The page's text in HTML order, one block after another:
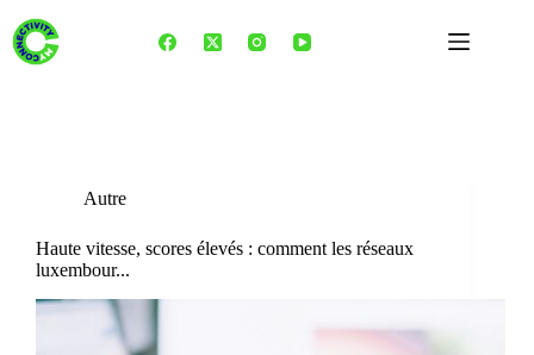
content
Autre
Haute vitesse, scores élevés : comment les réseaux
luxembour...